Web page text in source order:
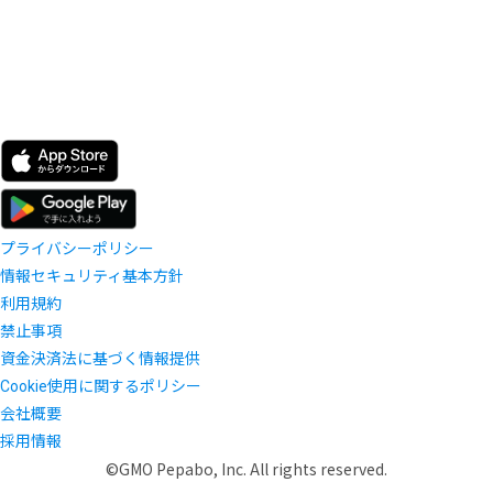
プライバシーポリシー
情報セキュリティ基本方針
利用規約
禁止事項
資金決済法に基づく情報提供
Cookie使用に関するポリシー
会社概要
採用情報
©GMO Pepabo, Inc. All rights reserved.